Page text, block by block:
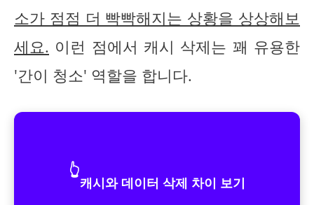
소가 점점 더 빡빡해지는 상황을 상상해보
세요. 이런 점에서 캐시 삭제는 꽤 유용한
'간이 청소' 역할을 합니다.
👆
캐시와 데이터 삭제 차이 보기